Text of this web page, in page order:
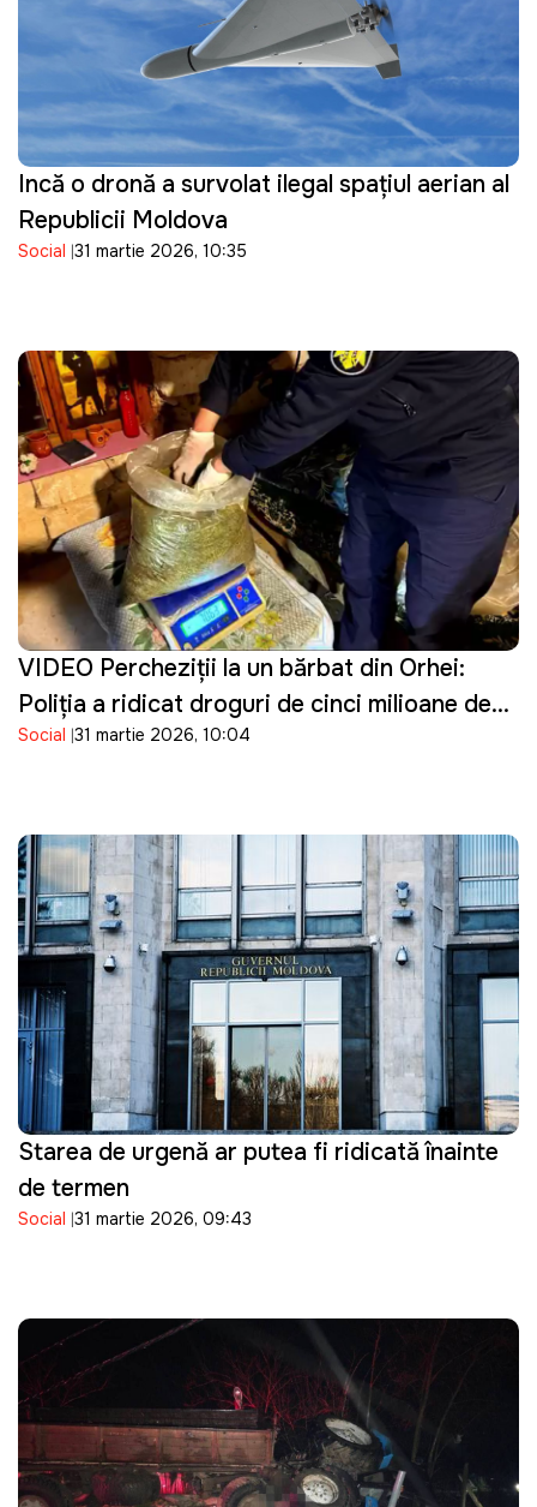
Incă o dronă a survolat ilegal spațiul aerian al
Republicii Moldova
Social 31 martie 2026, 10:35
VIDEO Percheziţii la un bărbat din Orhei:
Poliţia a ridicat droguri de cinci milioane de
lei
Social 31 martie 2026, 10:04
Starea de urgență ar putea fi ridicată înainte
de termen
Social 31 martie 2026, 09:43